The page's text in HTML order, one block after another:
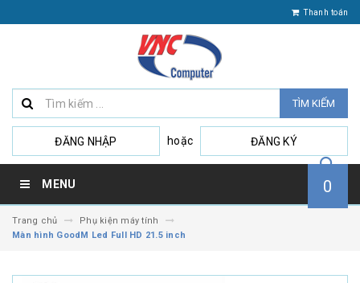
Thanh toán
TÌM KIẾM
ĐĂNG NHẬP hoặc ĐĂNG KÝ
MENU 0
Trang chủ
Phụ kiện máy tính
Màn hình GoodM Led Full HD 21.5 inch